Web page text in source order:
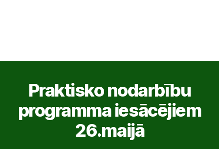
Praktisko nodarbību
programma iesācējiem
26.maijā